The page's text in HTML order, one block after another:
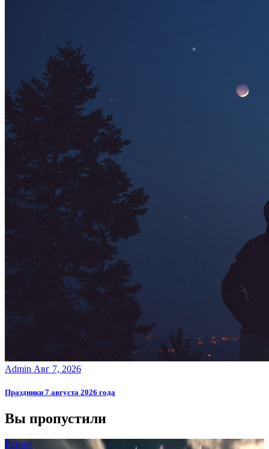
Admin Авг 7, 2026
Праздники 7 августа 2026 года
Вы пропустили
Разное